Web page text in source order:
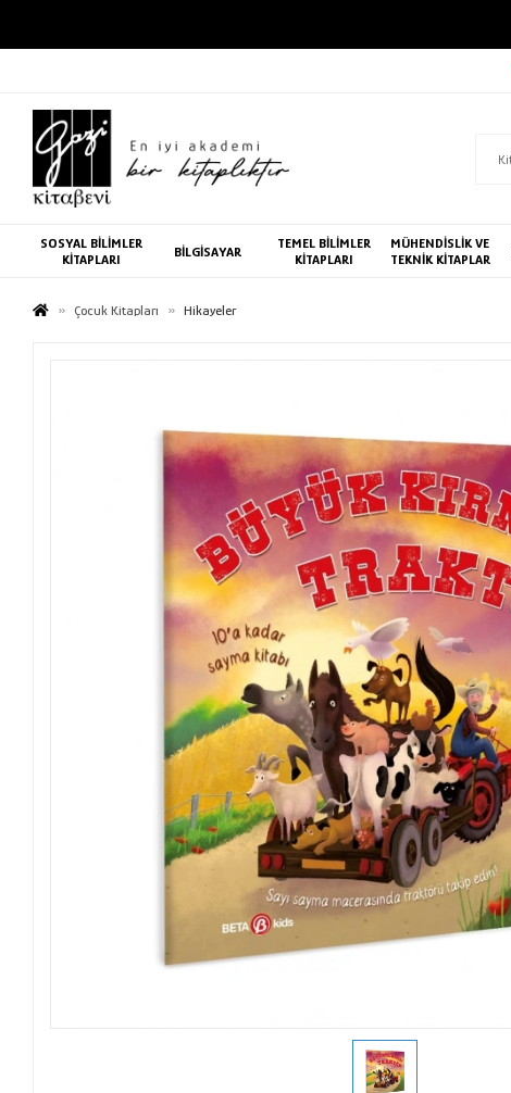
SOSYAL BİLİMLER
KİTAPLARI
BİLGİSAYAR
TEMEL BİLİMLER
KİTAPLARI
MÜHENDİSLİK VE
TEKNİK KİTAPLAR
Çocuk Kitapları Hikayeler